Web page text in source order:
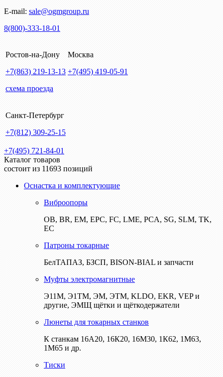
E-mail: sale@ogmgroup.ru
8(800)-333-18-01
Ростов-на-Дону
+7(863) 219-13-13
схема проезда
Москва
+7(495) 419-05-91
Санкт-Петербург
+7(812) 309-25-15
+7(495) 721-84-01
Каталог товаров
состоит из 11693 позиций
Оснастка и комплектующие
Виброопоры
ОВ, BR, EM, EPC, FC, LME, PCA, SG, SLM, TK,
EC
Патроны токарные
БелТАПАЗ, БЗСП, BISON-BIAL и запчасти
Муфты электромагнитные
Э11М, Э1ТМ, ЭМ, ЭТМ, KLDO, EKR, VEP и
другие, ЭМЩ щётки и щёткодержатели
Люнеты для токарных станков
К станкам 16А20, 16К20, 16М30, 1К62, 1М63,
1М65 и др.
Тиски